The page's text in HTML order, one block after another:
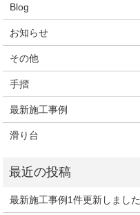
Blog
お知らせ
その他
手摺
最新施工事例
滑り台
最新施工事例1件更新しました